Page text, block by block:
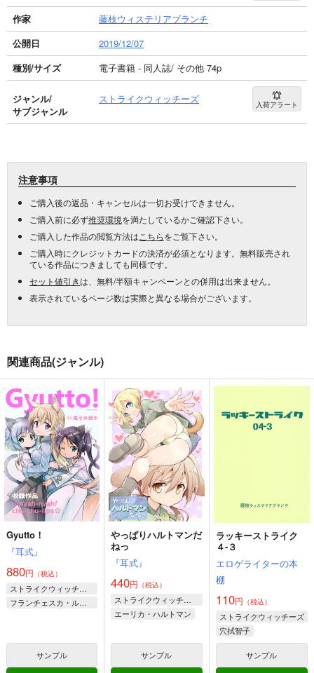
作家
藤枝ウィステリアブランチ
公開日
2019/12/07
種別/サイズ
電子書籍 - 同人誌/ その他 74p
ジャンル/
サブジャンル
ストライクウィッチーズ 入荷アラート
注意事項
ご購入後の返品・キャンセルは一切お受けできません。
ご購入前に必ず推奨環境を満たしているかご確認下さい。
ご購入した作品の閲覧方法は こちらをご覧下さい。
ご購入時にクレジットカードの決済が必須となります。無料販売され
ている作品につきましても同様です。
セット値引きは、無料/半額キャンペーンとの併用は出来ません。
表示されているページ数は実際と異なる場合がございます。
関連商品(ジャンル)
Gyutto！
『耳式』
880円 （税込）
ストライクウィッチーズ
フランチェスカ・ルッキーニ
サンプル
やっぱりハルトマンだ
ねっ
『耳式』
440円 （税込）
ストライクウィッチーズ
エーリカ・ハルトマン
サンプル
ラッキーストライク
４-３
エロゲライターの本
棚
110円 （税込）
ストライクウィッチーズ
穴拭智子
エリザベス・F・ビューリング
ウルスラ・ハルトマン
サンプル